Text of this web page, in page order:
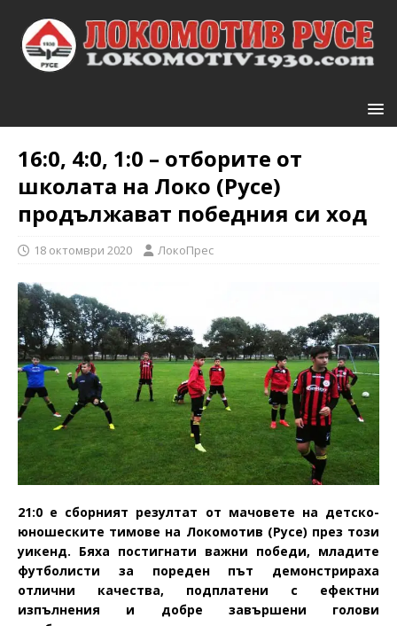
16:0, 4:0, 1:0 – отборите от
школата на Локо (Русе)
продължават победния си ход
18 октомври 2020 ЛокоПрес
21:0 е сборният резултат от мачовете на детско-
юношеските тимове на Локомотив (Русе) през този
уикенд. Бяха постигнати важни победи, младите
футболисти за пореден път демонстрираха
отлични качества, подплатени с ефектни
изпълнения и добре завършени голови